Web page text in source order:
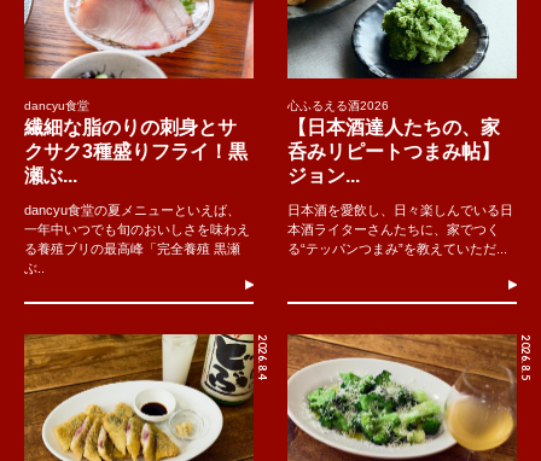
dancyu食堂
繊細な脂のりの刺身とサ
クサク3種盛りフライ！黒
瀬ぶ...
dancyu食堂の夏メニューといえば、
一年中いつでも旬のおいしさを味わえ
る養殖ブリの最高峰「完全養殖 黒瀬
ぶ..
心ふるえる酒2026
【日本酒達人たちの、家
呑みリピートつまみ帖】
ジョン...
日本酒を愛飲し、日々楽しんでいる日
本酒ライターさんたちに、家でつく
る“テッパンつまみ”を教えていただ...
2026.8.4 2026.8.5